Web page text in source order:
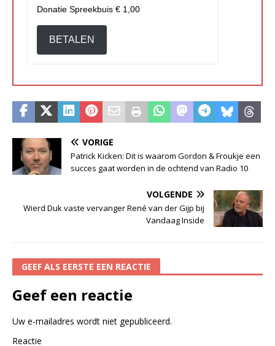
Donatie Spreekbuis € 1,00
BETALEN
VORIGE
Patrick Kicken: Dit is waarom Gordon & Froukje een
succes gaat worden in de ochtend van Radio 10
VOLGENDE
Wierd Duk vaste vervanger René van der Gijp bij
Vandaag Inside
GEEF ALS EERSTE EEN REACTIE
Geef een reactie
Uw e-mailadres wordt niet gepubliceerd.
Reactie